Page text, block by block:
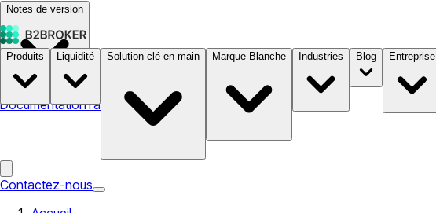
Notes de version
DocumentationTarifs B2STORE
Produits Liquidité Solution clé en main Marque Blanche Industries Blog Entreprise
Contactez-nous